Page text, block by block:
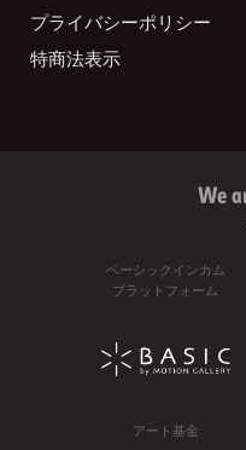
プライバシーポリシー
特商法表示
We
ベーシックインカム
プラットフォーム
アート基金